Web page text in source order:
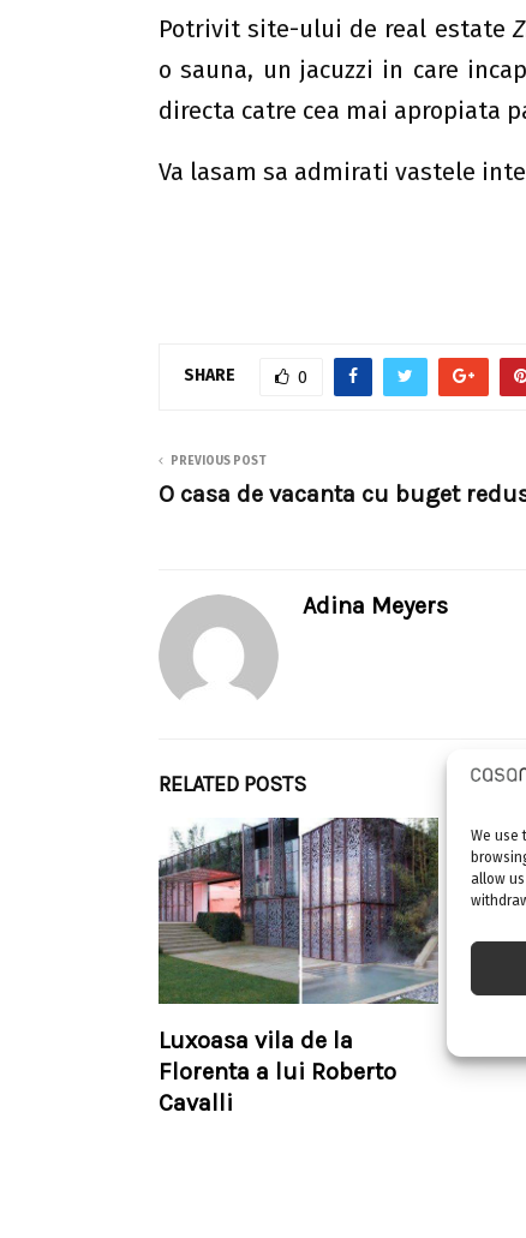
We use
allow
Potrivit site-ului de real estate
o sauna, un jacuzzi in care
directa catre cea mai apropiata
Va lasam sa admirati vastele
SHARE 0
PREVIOUS POST
O casa de vacanta cu buget
Adina Meyers
RELATED POSTS
Luxoasa vila de la
Florenta a lui Roberto
Cavalli